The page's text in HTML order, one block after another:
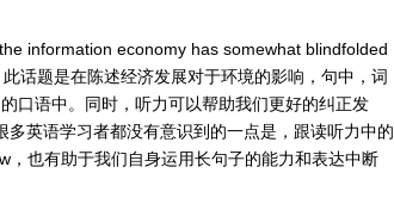
information economy has somewhat blindfolded
话题是在陈述经济发展对于环境的影响，句中，词
口语中。同时，听力可以帮助我们更好的纠正发
英语学习者都没有意识到的一点是，跟读听力中的
也有助于我们自身运用长句子的能力和表达中断